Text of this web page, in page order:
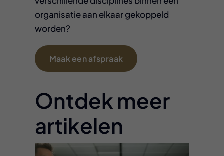
organisatie aan elkaar gekoppeld
worden?
Maak een afspraak
Ontdek meer
artikelen